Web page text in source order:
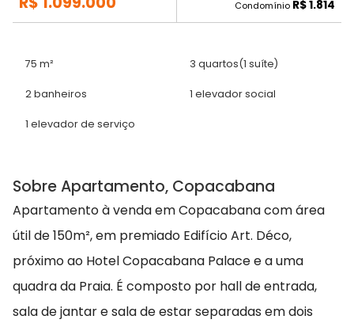
Condomínio R$ 1.814
75 m² 3 quartos(1 suíte)
2 banheiros 1 elevador social
1 elevador de serviço
Sobre Apartamento, Copacabana
Apartamento à venda em Copacabana com área
útil de 150m², em premiado Edifício Art. Déco,
próximo ao Hotel Copacabana Palace e a uma
quadra da Praia. É composto por hall de entrada,
sala de jantar e sala de estar separadas em dois